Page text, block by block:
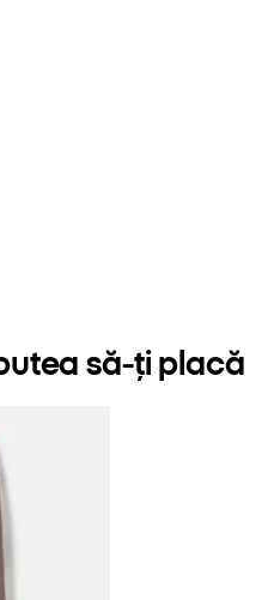
să-ți placă